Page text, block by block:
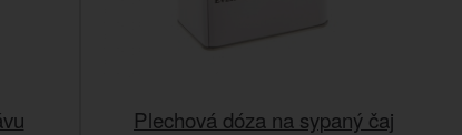
Plechová dóza na sypaný čaj